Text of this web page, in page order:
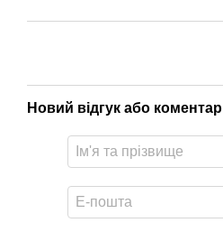
Новий відгук або коментар